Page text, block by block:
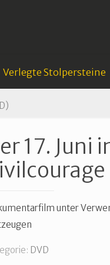
Verlegte Stolpersteine
17. Juni
unter
DVD